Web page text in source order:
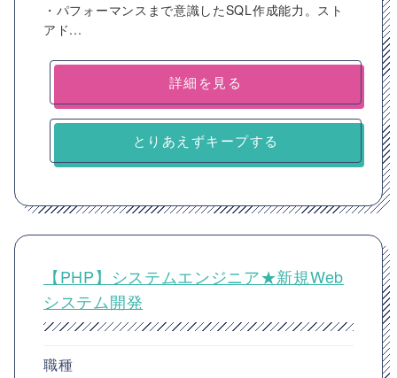
・パフォーマンスまで意識したSQL作成能力。スト
アド...
詳細を見る
とりあえずキープする
【PHP】システムエンジニア★新規Web
システム開発
職種